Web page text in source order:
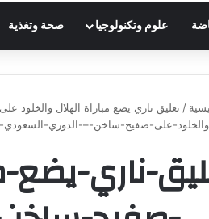
علوم وتكنولوجيا صحة وتغذية
/ تعليق ناري يضع مباراة الهلال
والخلود-على-صفيح-ساخن-–-الدوري-السعودي-
ناري-يضع-